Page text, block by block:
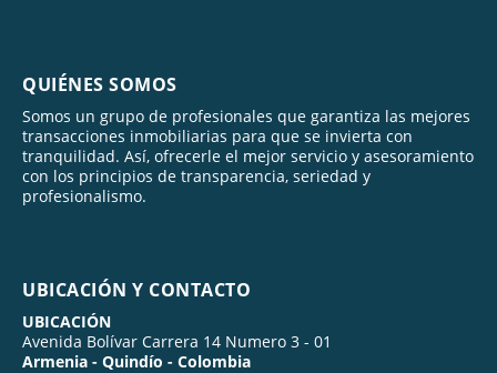
QUIÉNES SOMOS
Somos un grupo de profesionales que garantiza las mejores
transacciones inmobiliarias para que se invierta con
tranquilidad. Así, ofrecerle el mejor servicio y asesoramiento
con los principios de transparencia, seriedad y
profesionalismo.
UBICACIÓN Y CONTACTO
UBICACIÓN
Avenida Bolívar Carrera 14 Numero 3 - 01
Armenia - Quindío - Colombia